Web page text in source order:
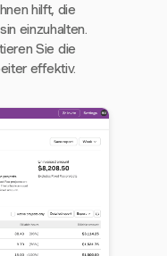
hilft, die
einzuhalten.
Sie die
effektiv.